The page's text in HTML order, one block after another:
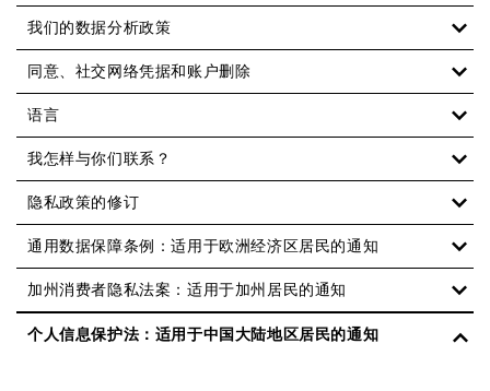
我们的数据分析政策
同意、社交网络凭据和账户删除
语言
我怎样与你们联系？
隐私政策的修订
通用数据保障条例：适用于欧洲经济区居民的通知
加州消费者隐私法案：适用于加州居民的通知
个人信息保护法：适用于中国大陆地区居民的通知